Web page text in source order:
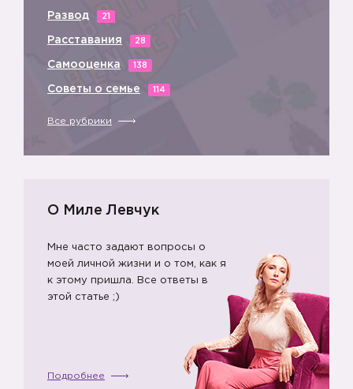
🔸
Развод 21
Расставания 28
Самооценка 138
Советы о семье 114
Все рубрики
О Миле Левчук
Мне часто задают вопросы о
моей личной жизни и о том, как я
к этому пришла. Все ответы в
этой статье ;)
Подробнее